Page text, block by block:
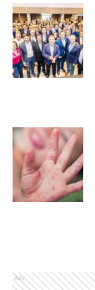
Ads